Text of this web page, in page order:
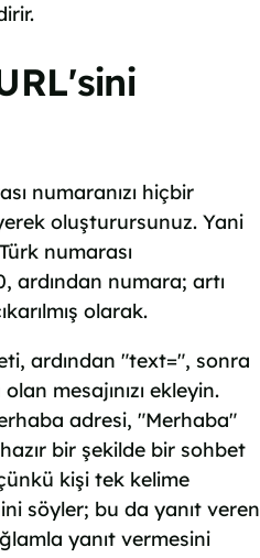
numaranızı hiçbir
oluşturursunuz. Yani
numarası
ardından numara; artı
olarak.
ardından "text=", sonra
mesajınızı ekleyin.
adresi, "Merhaba"
bir şekilde bir sohbet
kişi tek kelime
söyler; bu da yanıt veren
yanıt vermesini